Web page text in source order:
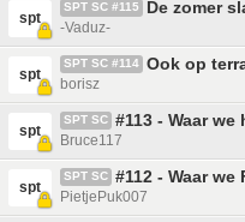
spt
SPT SC #115 De zomer
-Vaduz-
spt
SPT SC #114 Ook op
borisz
spt
SPT SC #113 - Waar
Bruce117
spt
SPT SC #112 - Waar
PietjePuk007